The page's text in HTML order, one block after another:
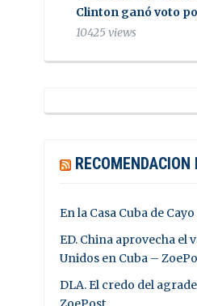
Clinton ganó voto
10425 views
RECOMENDACION
En la Casa Cuba de
ED. China aprovecha el
Unidos en Cuba –
DLA. El credo del